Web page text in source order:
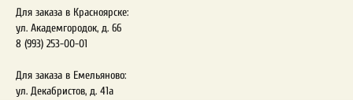
Для заказа в Красноярске:
ул. Академгородок, д. 66
8 (993) 253-00-01
Для заказа в Емельяново:
ул. Декабристов, д. 41а